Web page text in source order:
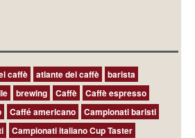
caffè atlante del caffè
barista
brewing Caffè
Caffè espresso
Caffé americano
Campionati baristi
Campionati italiano Cup Taster